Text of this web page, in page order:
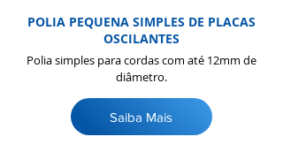
POLIA PEQUENA SIMPLES DE PLACAS
OSCILANTES
Polia simples para cordas com até 12mm de
diâmetro.
Saiba Mais